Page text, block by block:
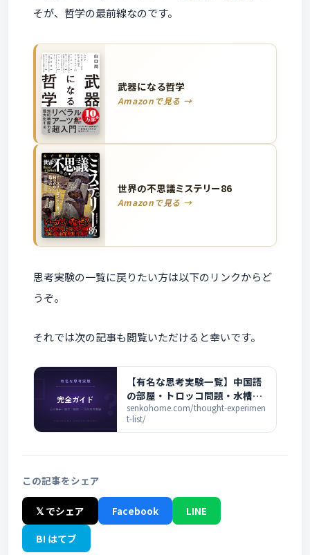
そが、哲学の最前線なのです。
武器になる哲学
Amazonで見る →
世界の不思議ミステリー86
Amazonで見る →
思考実験の一覧に戻りたい方は以下のリンクからど
うぞ。
それでは次の記事も閲覧いただけると幸いです。
【有名な思考実験一覧】中国語
の部屋・トロッコ問題・水槽の
脳まで完全解説
senkohome.com/thought-experimen
t-list/
この記事をシェア
𝕏 でシェア Facebook
LINE
B! はてブ